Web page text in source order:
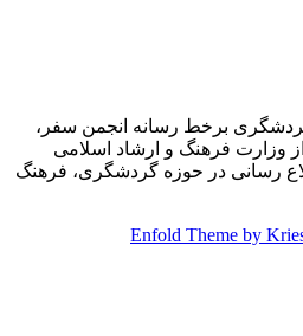
برخط رسانه انجمن سفر،
وزارت فرهنگ و ارشاد اسلامی
رسانی در حوزه گردشگری، فرهنگ
Enfold Theme by